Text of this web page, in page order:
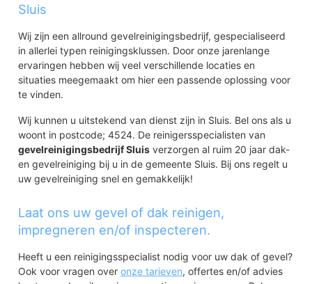
Sluis
Wij zijn een allround gevelreinigingsbedrijf, gespecialiseerd
in allerlei typen reinigingsklussen. Door onze jarenlange
ervaringen hebben wij veel verschillende locaties en
situaties meegemaakt om hier een passende oplossing voor
te vinden.
Wij kunnen u uitstekend van dienst zijn in Sluis. Bel ons als u
woont in postcode; 4524. De reinigersspecialisten van
gevelreinigingsbedrijf Sluis verzorgen al ruim 20 jaar dak-
en gevelreiniging bij u in de gemeente Sluis. Bij ons regelt u
uw gevelreiniging snel en gemakkelijk!
Laat ons uw gevel of dak reinigen,
impregneren en/of inspecteren.
Heeft u een reinigingsspecialist nodig voor uw dak of gevel?
Ook voor vragen overonze tarieven, offertes en/of advies